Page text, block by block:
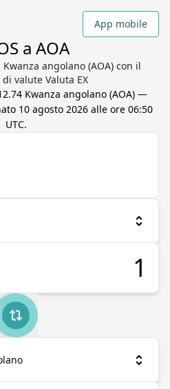
App mobile
a AOA
Kwanza angolano (AOA) con il
valute Valuta EX
Kwanza angolano(AOA) —
10 agosto 2026 alle ore 06:50
UTC.